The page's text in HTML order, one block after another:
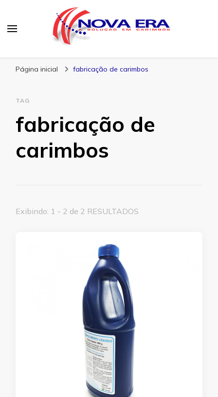
Página inicial fabricação de carimbos
TAG
fabricação de
carimbos
Exibindo: 1 - 2 de 2 RESULTADOS